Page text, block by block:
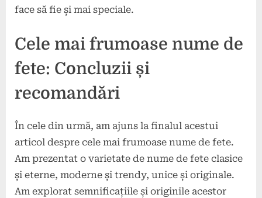
face să fie și mai speciale.
Cele mai frumoase nume de
fete: Concluzii și
recomandări
În cele din urmă, am ajuns la finalul acestui
articol despre cele mai frumoase nume de fete.
Am prezentat o varietate de nume de fete clasice
și eterne, moderne și trendy, unice și originale.
Am explorat semnificațiile și originile acestor